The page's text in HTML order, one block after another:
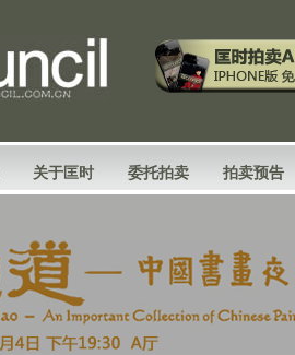
关于匡时 委托拍卖 拍卖预告